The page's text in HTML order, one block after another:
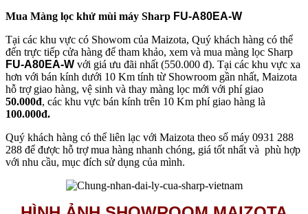
Mua Màng lọc khử mùi máy Sharp FU-A80EA-W
Tại các khu vực có Showom của Maizota, Quý khách hàng có thể
đến trực tiếp cửa hàng để tham khảo, xem và mua màng lọc Sharp
FU-A80EA-W với giá ưu đãi nhất (550.000 đ). Tại các khu vực xa
hơn với bán kính dưới 10 Km tính từ Showroom gần nhất, Maizota
hỗ trợ giao hàng, vệ sinh và thay màng lọc mới với phí giao
50.000đ, các khu vực bán kính trên 10 Km phí giao hàng là
100.000đ.
Quý khách hàng có thể liên lạc với Maizota theo số máy 0931 288
288 để được hỗ trợ mua hàng nhanh chóng, giá tốt nhất và phù hợp
với nhu cầu, mục đích sử dụng của mình.